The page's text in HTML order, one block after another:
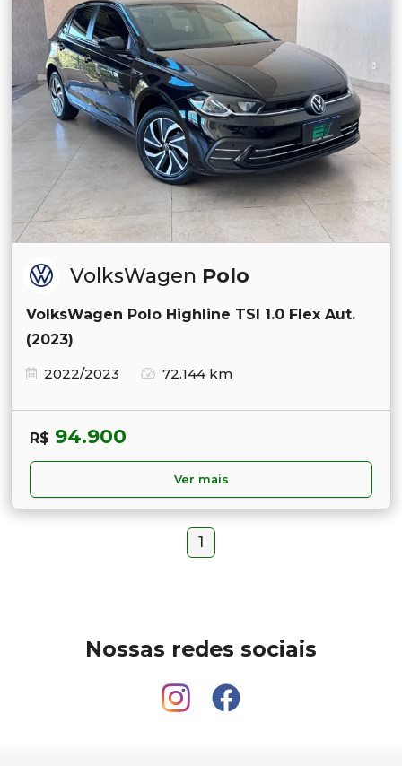
VolksWagen Polo
VolksWagen Polo Highline TSI 1.0 Flex Aut.
(2023)
2022/2023
72.144 km
R$ 94.900
Ver mais
1
Nossas redes sociais